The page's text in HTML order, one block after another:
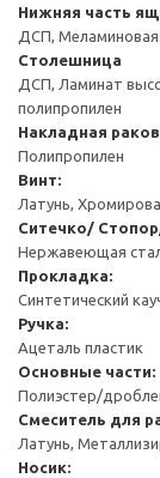
Нижняя часть
ДСП, Меламиновая
Столешница
ДСП, Ламинат
полипропилен
Накладная
Полипропилен
Винт:
Латунь,
Ситечко/
Нержавеющая
Прокладка:
Синтетический
Ручка:
Ацеталь пластик
Основные части:
Полиэстер/
Смеситель для
Латунь,
Носик: